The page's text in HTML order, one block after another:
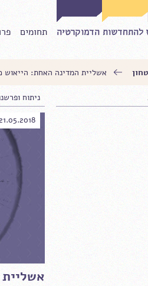
תחומים
אשליית המדינה האחת: הייאוש
ניתוח